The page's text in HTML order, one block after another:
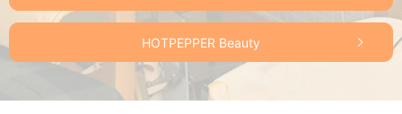
HOTPEPPER Beauty